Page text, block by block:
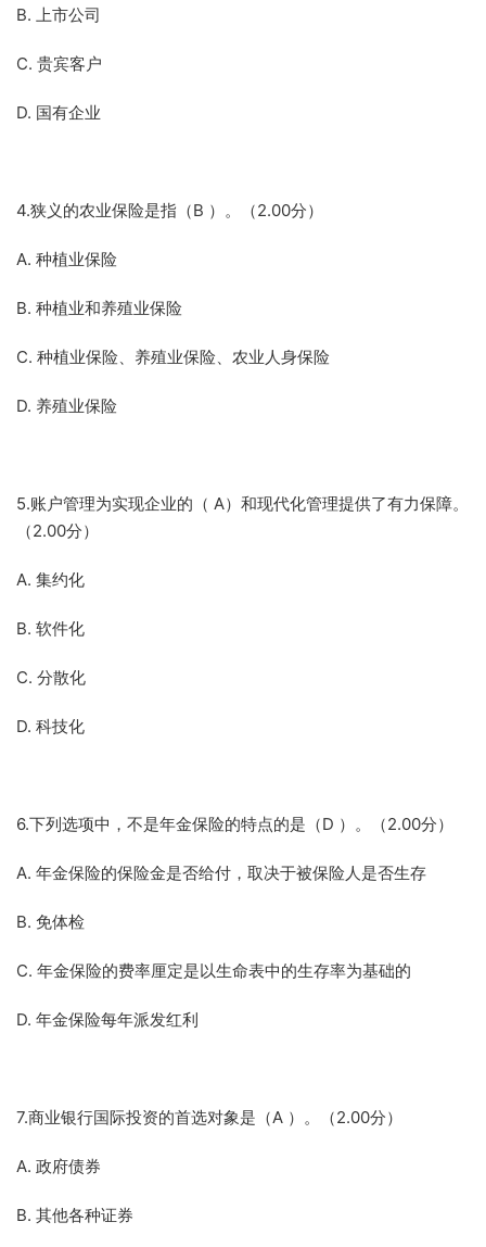
B. 上市公司
C. 贵宾客户
D. 国有企业
4.狭义的农业保险是指（B ）。（2.00分）
A. 种植业保险
B. 种植业和养殖业保险
C. 种植业保险、养殖业保险、农业人身保险
D. 养殖业保险
5.账户管理为实现企业的（ A）和现代化管理提供了有力保障。
（2.00分）
A. 集约化
B. 软件化
C. 分散化
D. 科技化
6.下列选项中，不是年金保险的特点的是（D ）。（2.00分）
A. 年金保险的保险金是否给付，取决于被保险人是否生存
B. 免体检
C. 年金保险的费率厘定是以生命表中的生存率为基础的
D. 年金保险每年派发红利
7.商业银行国际投资的首选对象是（A ）。（2.00分）
A. 政府债券
B. 其他各种证券